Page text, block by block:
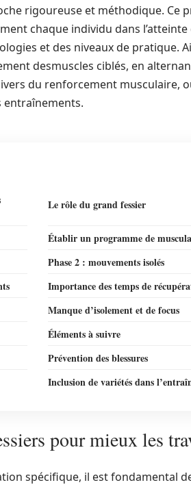
rigoureuse et méthodique. Ce
chaque individu dans
et des niveaux de pratique.
desmuscles ciblés, en
du renforcement musculaire,
entraînements.
Le rôle du grand fessier
Établir un programme de
Phase 2 : mouvements isolés
Importance des temps de
Manque d’isolement et de focus
Éléments à suivre
Prévention des blessures
Inclusion de variétés dans
pour mieux les
spécifique, il est fondamental